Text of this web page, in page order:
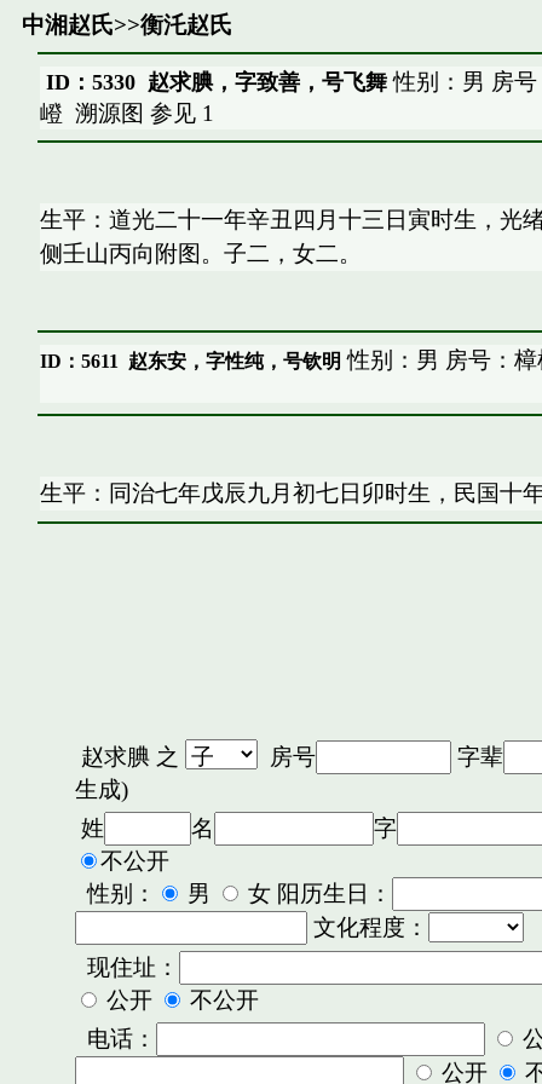
中湘赵氏>>衡汑赵氏
ID：5330 赵求腆，字致善，号飞舞性别：男 房
嶝 溯源图 参见 1
生平：道光二十一年辛丑四月十三日寅时生，光
侧壬山丙向附图。子二，女二。
ID：5611 赵东安，字性纯，号钦明 性别：男 房号：
生平：同治七年戊辰九月初七日卯时生，民国十
赵求腆之 房号
字辈
生成)
姓
名
字
不公开
性别：
男
女 阳历生日：
文化程度：
现住址：
公开
不公开
电话：
公开